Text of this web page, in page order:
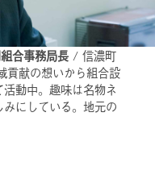
合事務局長 / 信濃町
貢献の想いから組合設
動中。趣味は名物ネ
にしている。地元の